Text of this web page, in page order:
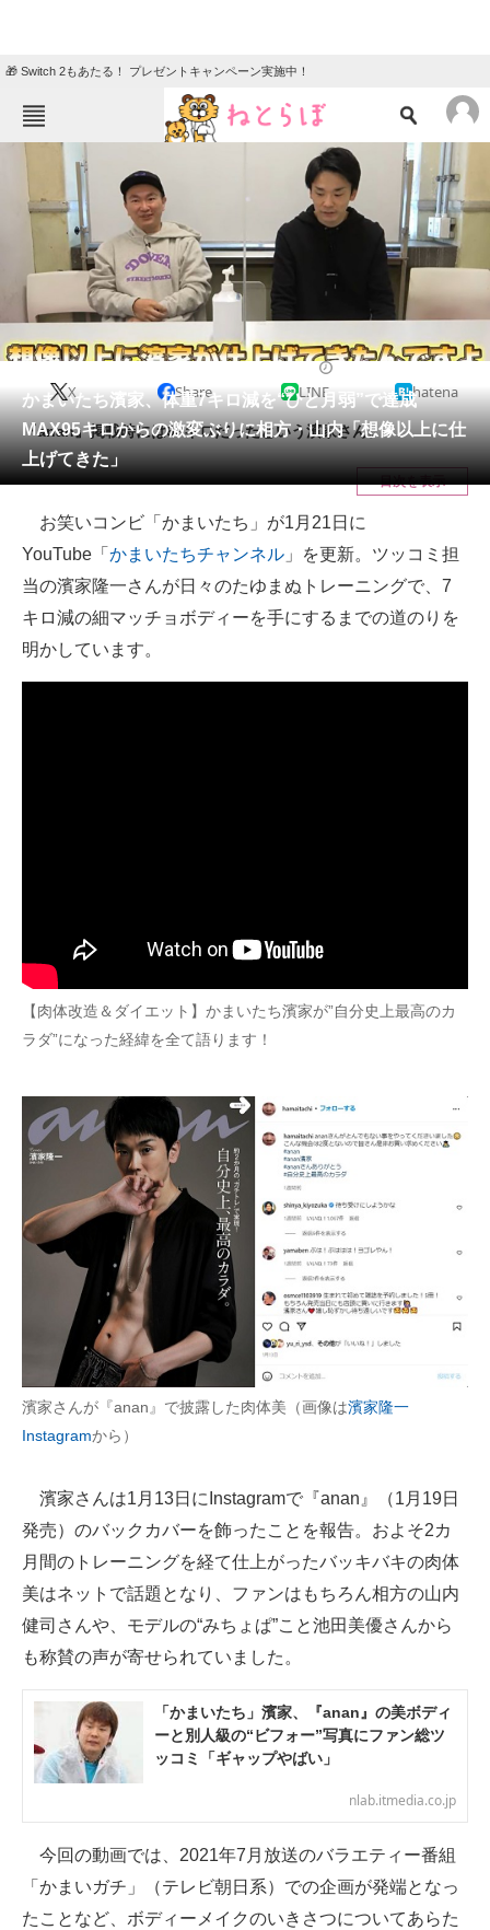
🎁 Switch 2もあたる！ プレゼントキャンペーン実施中！
ねとらぼメニュー
エンタメ クイズ
グルメ 地域
住まい 教育・育児
動物 リサーチ
会員記事
メディア
注目記事を集めた総合ページ
ITの今と未来を見通す
スマホと通信の最新トレンド
進化するPCとデバイスの未来
ITエンジニア向け専門サイト
企業向けIT製品の総合サイト
製造業のIT導入・活用を支援
モノづくり技術者専門サイト
エレクトロニクス専門サイト
電子設計の基本と応用
エネルギーの専門メディア
建設×テクノロジーの最前線
ちょっと気になるネットの話題
かまいたち濱家、体重7キロ減を“ひと月弱”で達成
MAX95キロからの激変ぶりに相方・山内「想像以上に仕
上げてきた」
X Share LINE hatena
『anan』掲載時には69キロだったという濱家さん。
目次を表示
お笑いコンビ「かまいたち」が1月21日に
YouTube「 かまいたちチャンネル 」を更新。ツッコミ担
当の濱家隆一さんが日々のたゆまぬトレーニングで、7
キロ減の細マッチョボディーを手にするまでの道のりを
明かしています。
【肉体改造＆ダイエット】かまいたち濱家が”自分史上最高のカ
ラダ”になった経緯を全て語ります！
濱家さんが『anan』で披露した肉体美（画像は濱家隆一
Instagramから）
濱家さんは1月13日にInstagramで『anan』（1月19日
発売）のバックカバーを飾ったことを報告。およそ2カ
月間のトレーニングを経て仕上がったバッキバキの肉体
美はネットで話題となり、ファンはもちろん相方の山内
健司さんや、モデルの“みちょぱ”こと池田美優さんから
も称賛の声が寄せられていました。
「かまいたち」濱家、『anan』の美ボディ
ーと別人級の“ビフォー”写真にファン総ツ
ッコミ「ギャップやばい」
nlab.itmedia.co.jp
今回の動画では、2021年7月放送のバラエティー番組
「かまいガチ」（テレビ朝日系）での企画が発端となっ
たことなど、ボディーメイクのいきさつについてあらた